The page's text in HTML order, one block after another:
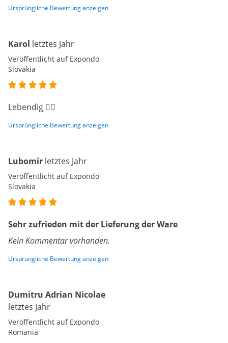
Ursprüngliche Bewertung anzeigen
Karol letztes Jahr
Veröffentlicht auf Expondo
Slovakia
Lebendig 👍🏻
Ursprüngliche Bewertung anzeigen
Lubomir letztes Jahr
Veröffentlicht auf Expondo
Slovakia
Sehr zufrieden mit der Lieferung der Ware
Kein Kommentar vorhanden.
Ursprüngliche Bewertung anzeigen
Dumitru Adrian Nicolae
letztes Jahr
Veröffentlicht auf Expondo
Romania